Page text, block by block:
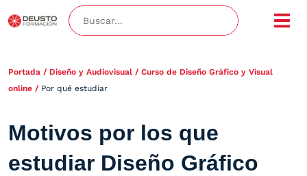
Portada / Diseño y Audiovisual / Curso de Diseño Gráfico y Visual
online / Por qué estudiar
Motivos por los que
estudiar Diseño Gráfico